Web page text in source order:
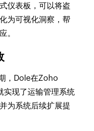
仪表板，可以将盗
为可视化洞察，帮
。
，Dole在Zoho
实现了运输管理系统
为系统后续扩展提